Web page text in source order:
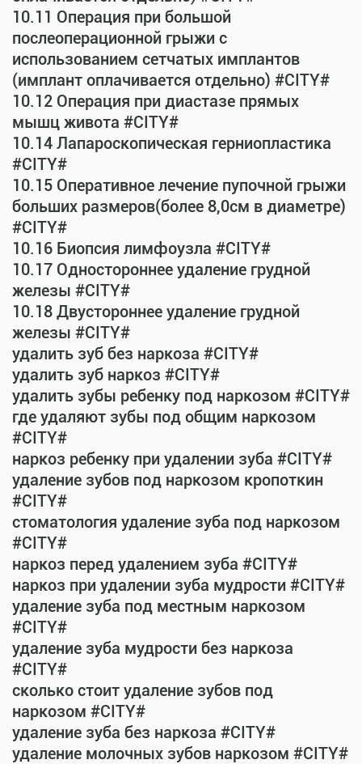
10.11 Операция при большой
послеоперационной грыжи с
использованием сетчатых имплантов
(имплант оплачивается отдельно) #CITY#
10.12 Операция при диастазе прямых
мышц живота #CITY#
10.14 Лапароскопическая герниопластика
#CITY#
10.15 Оперативное лечение пупочной грыжи
больших размеров(более 8,0см в диаметре)
#CITY#
10.16 Биопсия лимфоузла #CITY#
10.17 Одностороннее удаление грудной
железы #CITY#
10.18 Двустороннее удаление грудной
железы #CITY#
удалить зуб без наркоза #CITY#
удалить зуб наркоз #CITY#
удалить зубы ребенку под наркозом #CITY#
где удаляют зубы под общим наркозом
#CITY#
наркоз ребенку при удалении зуба #CITY#
удаление зубов под наркозом кропоткин
#CITY#
стоматология удаление зуба под наркозом
#CITY#
наркоз перед удалением зуба #CITY#
наркоз при удалении зуба мудрости #CITY#
удаление зуба под местным наркозом
#CITY#
удаление зуба мудрости без наркоза
#CITY#
сколько стоит удаление зубов под
наркозом #CITY#
удаление зуба без наркоза #CITY#
удаление молочных зубов наркозом #CITY#